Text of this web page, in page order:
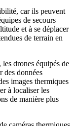
car ils peuvent
de secours
et à se déplacer
de terrain en
drones équipés de
des données
images thermiques
à localiser les
de manière plus